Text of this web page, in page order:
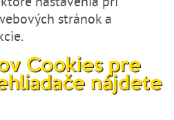
stránok a
Cookies pre
nájdete